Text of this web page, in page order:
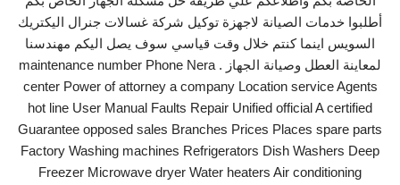
أطلبوا خدمات الصيانة لاجهزة توكيل شركة غسالات جنرال اليكتريك
السويس اينما كنتم خلال وقت قياسي سوف يصل اليكم مهندسنا
لمعاينة العطل وصيانة الجهاز . maintenance number Phone Nera
center Power of attorney a company Location service Agents
hot line User Manual Faults Repair Unified official A certified
Guarantee opposed sales Branches Prices Places spare parts
Factory Washing machines Refrigerators Dish Washers Deep
Freezer Microwave dryer Water heaters Air conditioning